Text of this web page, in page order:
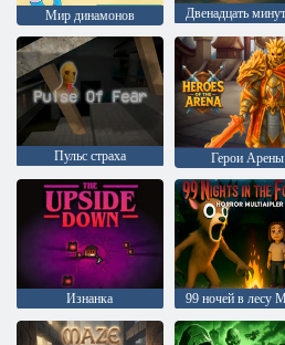
Мир динамонов
Пульс страха Герои Арены
Изнанка